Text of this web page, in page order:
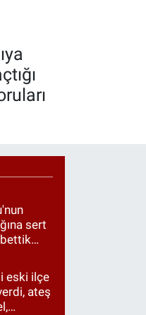
sert
eski ilçe
ateş